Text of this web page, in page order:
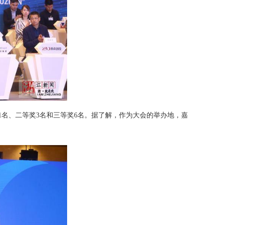
二等奖3名和三等奖6名。据了解，作为大会的举办地，嘉